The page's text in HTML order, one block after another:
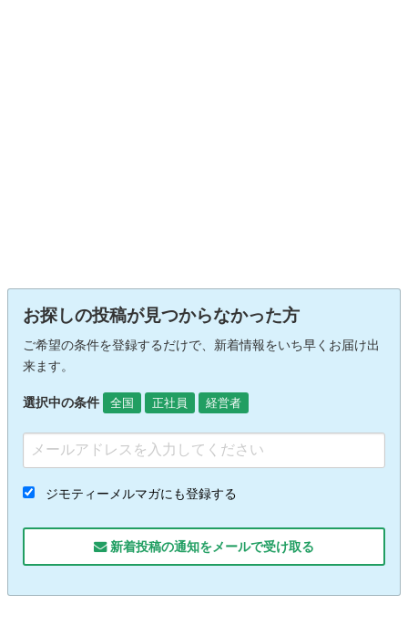
お探しの投稿が見つからなかった方
ご希望の条件を登録するだけで、新着情報をいち早くお届け出
来ます。
選択中の条件 全国 正社員 経営者
ジモティーメルマガにも登録する
新着投稿の通知をメールで受け取る